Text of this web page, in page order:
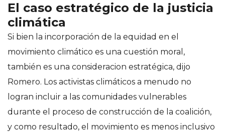
El caso estratégico de la justicia
climática
Si bien la incorporación de la equidad en el
movimiento climático es una cuestión moral,
también es una consideracion estratégica, dijo
Romero. Los activistas climáticos a menudo no
logran incluir a las comunidades vulnerables
durante el proceso de construcción de la coalición,
y como resultado, el movimiento es menos inclusivo